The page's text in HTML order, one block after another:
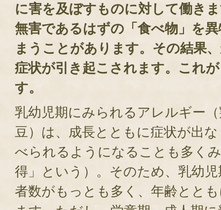
に害を及ぼすものに対して働き
無害であるはずの「食べ物」を
まうことがあります。その結果
症状が引き起こされます。これ
す。
乳幼児期にみられるアレルギー
豆）は、成長とともに症状が出
べられるようになることも多く
得」という）。そのため、乳幼
者数がもっとも多く、年齢とと